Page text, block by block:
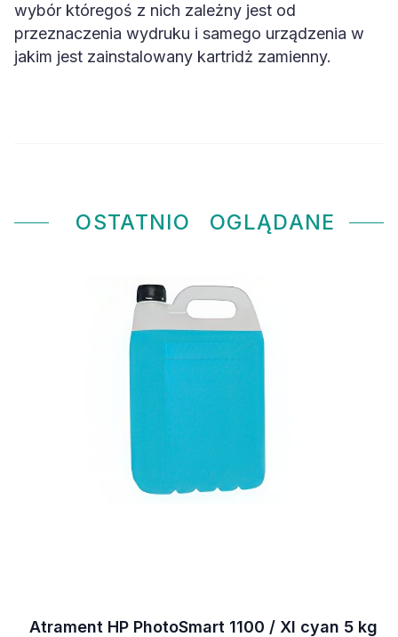
wybór któregoś z nich zależny jest od
przeznaczenia wydruku i samego urządzenia w
jakim jest zainstalowany kartridż zamienny.
OSTATNIO OGLĄDANE
Atrament HP PhotoSmart 1100 / XI cyan 5 kg